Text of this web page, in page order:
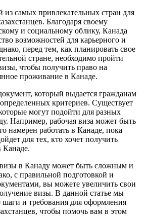
из самых привлекательных стран для
Благодаря своему
и социальному облику, Канада
возможностей для карьерного и
перед тем, как планировать свое
стране, необходимо пройти
чтобы получить право на
проживание в Канаде.
который выдается гражданам
критериев. Существует
могут подойти для разных
Например, рабочая виза может быть
намерен работать в Канаде, пока
для тех, кто хочет получить
Канаде.
в Канаду может быть сложным и
с правильной подготовкой и
вы можете увеличить свои
визы. В данной статье мы
и требования для оформления
чтобы помочь вам в этом